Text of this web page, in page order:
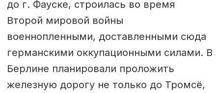
до г. Фауске, строилась во время
Второй мировой войны
военнопленными, доставленными сюда
германскими оккупационными силами. В
Берлине планировали проложить
железную дорогу не только до Тромсё,